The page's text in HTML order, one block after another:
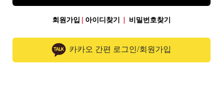
회원가입 | 아이디찾기 | 비밀번호찾기
카카오 간편 로그인/회원가입